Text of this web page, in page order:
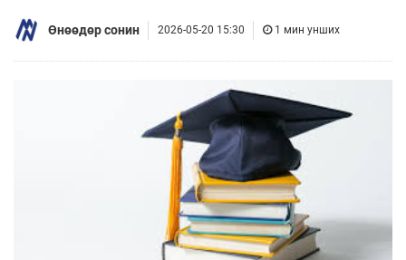
Өнөөдөр сонин 2026-05-20 15:30 1 мин унших